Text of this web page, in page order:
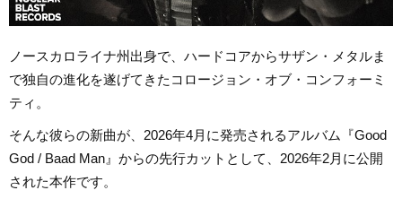
ノースカロライナ州出身で、ハードコアからサザン・メタルま
で独自の進化を遂げてきたコロージョン・オブ・コンフォーミ
ティ。
そんな彼らの新曲が、2026年4月に発売されるアルバム『Good
God / Baad Man』からの先行カットとして、2026年2月に公開
された本作です。